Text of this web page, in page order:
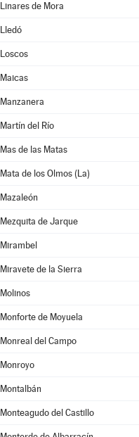
Linares de Mora
Lledó
Loscos
Maicas
Manzanera
Martín del Río
Mas de las Matas
Mata de los Olmos (La)
Mazaleón
Mezquita de Jarque
Mirambel
Miravete de la Sierra
Molinos
Monforte de Moyuela
Monreal del Campo
Monroyo
Montalbán
Monteagudo del Castillo